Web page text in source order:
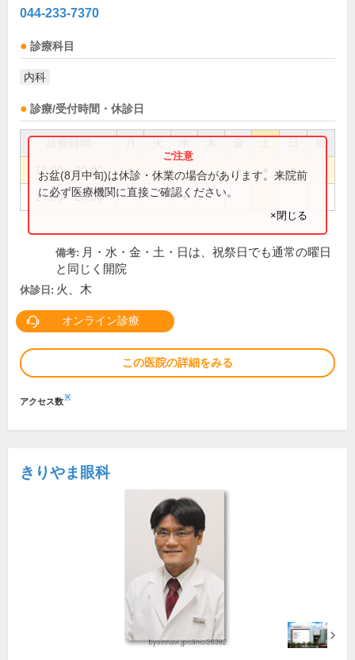
044-233-7370
診療科目
内科
診療/受付時間・休診日
祝
12:00～20:00 ● ● ●
14:00～20:00 ●
お盆(8月中旬)は休診・休業の場合があります。来院前
に必ず医療機関に直接ご確認ください。
×閉じる
備考: 月・水・金・土・日は、祝祭日でも通常の曜日
と同じく開院
休診日: 火、木
オンライン診療
この医院の詳細をみる
アクセス数※
きりやま眼科